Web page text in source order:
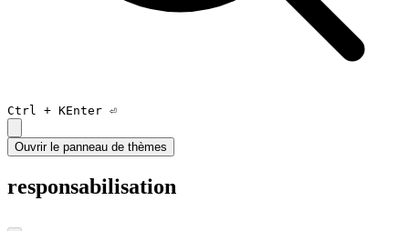
Ctrl + KEnter ⏎
Ouvrir le panneau de thèmes
responsabilisation